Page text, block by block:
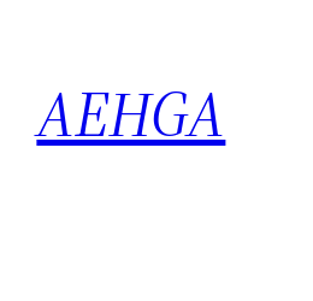
contenido
AEHGA